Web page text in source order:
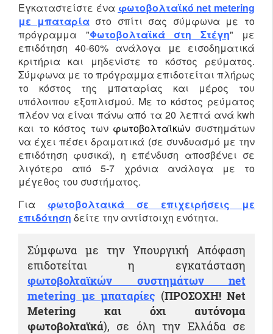
Εγκαταστείστε ένα φωτοβολταϊκό net metering
με μπαταρίαστο σπίτι σας σύμφωνα με το
πρόγραμμα "Φωτοβολταϊκά στη Στέγη" με
επιδότηση 40-60% ανάλογα με εισοδηματικά
κριτήρια και μηδενίστε το κόστος ρεύματος.
Σύμφωνα με το πρόγραμμα επιδοτείται πλήρως
το κόστος της μπαταρίας και μέρος του
υπόλοιπου εξοπλισμού. Με το κόστος ρεύματος
πλέον να είναι πάνω από τα 20 λεπτά ανά kwh
και το κόστος των φωτοβολταϊκών συστημάτων
να έχει πέσει δραματικά (σε συνδυασμό με την
επιδότηση φυσικά), η επένδυση αποσβένει σε
λιγότερο από 5-7 χρόνια ανάλογα με το
μέγεθος του συστήματος.
Για φωτοβολταικά σε επιχειρήσεις με
επιδότηση δείτε την αντίστοιχη ενότητα.
Σύμφωνα με την Υπουργική Απόφαση
επιδοτείται η εγκατάσταση
φωτοβολταϊκών συστημάτων net
metering με μπαταρίες (ΠΡΟΣΟΧΗ! Net
Metering και όχι αυτόνομα
φωτοβολταϊκά), σε όλη την Ελλάδα σε